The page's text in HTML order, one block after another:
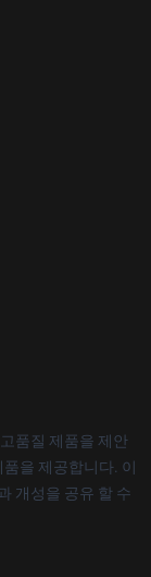
품질 제품을 제안
을 제공합니다. 이
개성을 공유 할 수